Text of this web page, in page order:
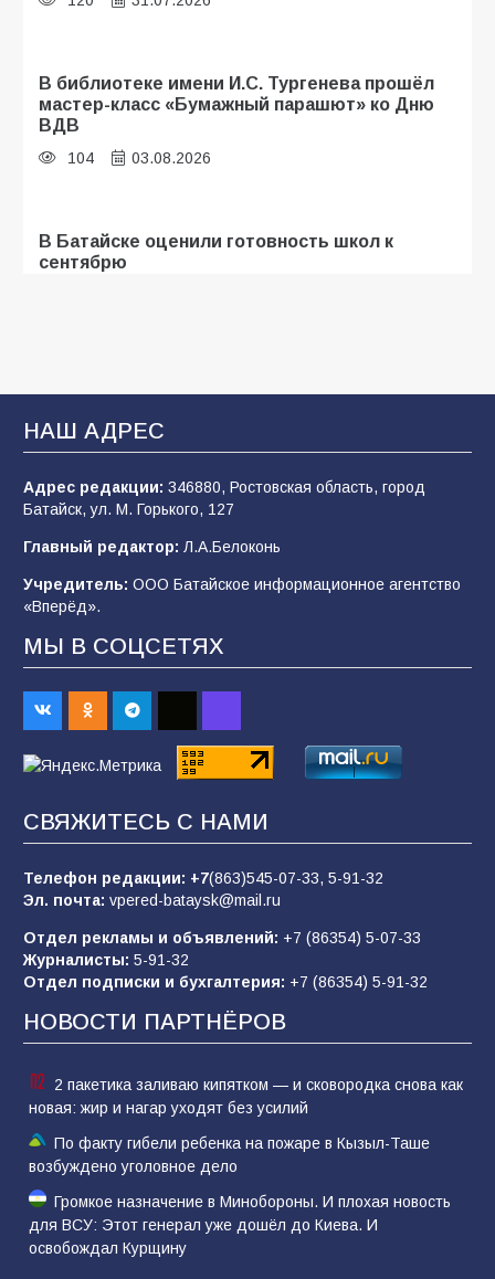
В библиотеке имени И.С. Тургенева прошёл
мастер-класс «Бумажный парашют» ко Дню
ВДВ
104 03.08.2026
В Батайске оценили готовность школ к
сентябрю
«Мобилизация или набор?» Что на самом
деле происходит в армии России в августе
«Пургу нести — не поля переходить»: почему
заявления о мобилизации — это
пропагандистский вброс
заявления Киева о мобилизации — это
отчаяние, а не разведка
79 02.08.2026
Батайские школьники стали частью
образовательного кластера
81 05.08.2026
НАШ АДРЕС
Адрес редакции: 346880, Ростовская область, город
Батайск, ул. М. Горького, 127
Главный редактор: Л.А.Белоконь
Учредитель: ООО Батайское информационное агентство
«Вперёд».
МЫ В СОЦСЕТЯХ
СВЯЖИТЕСЬ С НАМИ
Телефон редакции: +7(863)545-07-33, 5-91-32
Эл. почта: vpered-bataysk@mail.ru
Отдел рекламы и объявлений: +7 (86354) 5-07-33
Журналисты: 5-91-32
Отдел подписки и бухгалтерия: +7 (86354) 5-91-32
НОВОСТИ ПАРТНЁРОВ
2 пакетика заливаю кипятком — и сковородка снова как
новая: жир и нагар уходят без усилий
По факту гибели ребенка на пожаре в Кызыл-Таше
возбуждено уголовное дело
Громкое назначение в Минобороны. И плохая новость
для ВСУ: Этот генерал уже дошёл до Киева. И
освобождал Курщину